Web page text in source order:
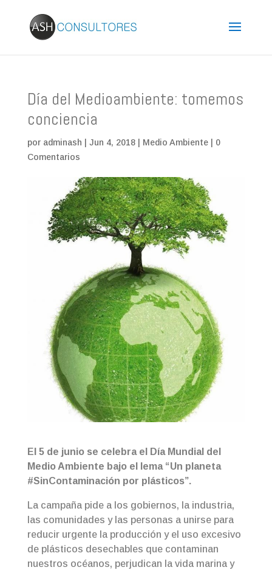
Día del Medioambiente: tomemos
conciencia
por adminash Jun 4, 2018| Medio Ambiente| 0
Comentarios
El 5 de junio se celebra el Día Mundial del
Medio Ambiente bajo el lema “Un planeta
#SinContaminación por plásticos”.
La campaña pide a los gobiernos, la industria,
las comunidades y las personas a unirse para
reducir urgente la producción y el uso excesivo
de plásticos desechables que contaminan
nuestros océanos, perjudican la vida marina y